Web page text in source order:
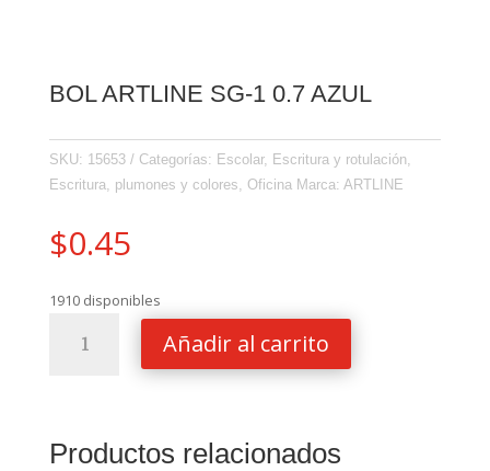
BOL ARTLINE SG-1 0.7 AZUL
SKU: 15653 Categorías: Escolar, Escritura y rotulación,
Escritura, plumones y colores
Oficina Marca: ARTLINE
$0.45
1910 disponibles
ARTLINE
AZUL
Añadir al carrito
Productos relacionados